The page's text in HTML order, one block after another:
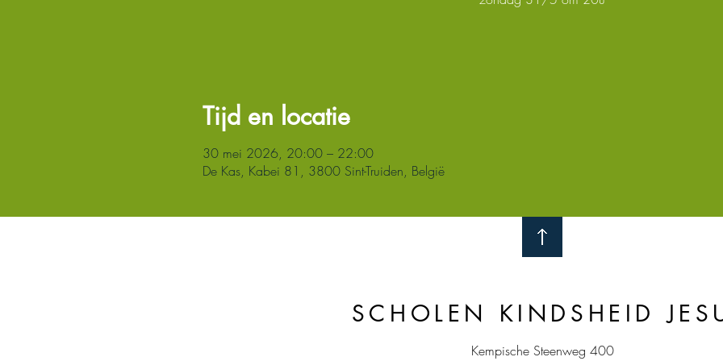
Tijd en locatie
30 mei 2026, 20:00 – 22:00
De Kas, Kabei 81, 3800 Sint-Truiden, België
SCHOLEN KINDSHEID
Kempische Steenweg 400